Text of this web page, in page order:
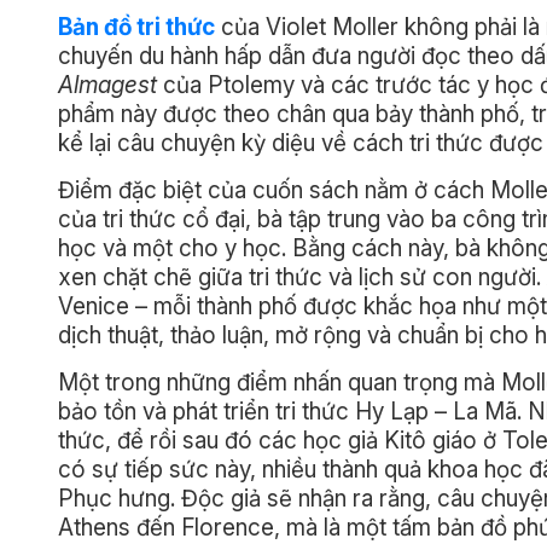
Bản đồ tri thức của Violet Moller không phải
chuyến du hành hấp dẫn đưa người đọc theo
Almagestcủa Ptolemy và các trước tác y học
phẩm này được theo chân qua bảy thành phố,
kể lại câu chuyện kỳ diệu về cách tri thức
Điểm đặc biệt của cuốn sách nằm ở cách
của tri thức cổ đại, bà tập trung vào ba công
học và một cho y học. Bằng cách này, bà
xen chặt chẽ giữa tri thức và lịch sử con
Venice – mỗi thành phố được khắc họa như
dịch thuật, thảo luận, mở rộng và chuẩn bị cho
Một trong những điểm nhấn quan trọng mà
bảo tồn và phát triển tri thức Hy Lạp – La Mã.
thức, để rồi sau đó các học giả Kitô giáo ở
có sự tiếp sức này, nhiều thành quả khoa học
Phục hưng. Độc giả sẽ nhận ra rằng, câu
Athens đến Florence, mà là một tấm bản đồ